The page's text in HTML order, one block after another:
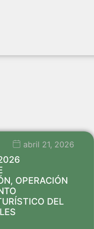
abril 21, 2026
OPERACIÓN
DEL